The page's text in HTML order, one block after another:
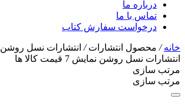
درباره ما
تماس با ما
درخواست سفارش کتاب
خانه/ محصول انتشارات/ انتشارات نسل روشن
انتشارات نسل روشن نمایش 7 قیمت کالا ها
مرتب سازی
مرتب سازی